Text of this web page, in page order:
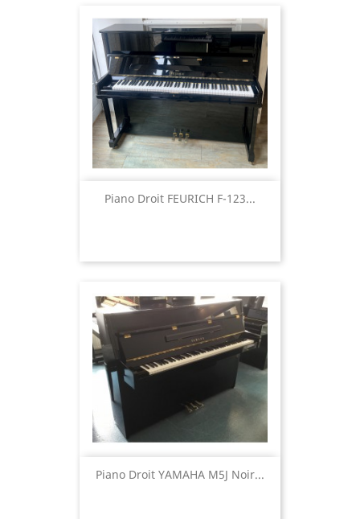
Piano Droit FEURICH F-123...
Piano Droit YAMAHA M5J Noir...